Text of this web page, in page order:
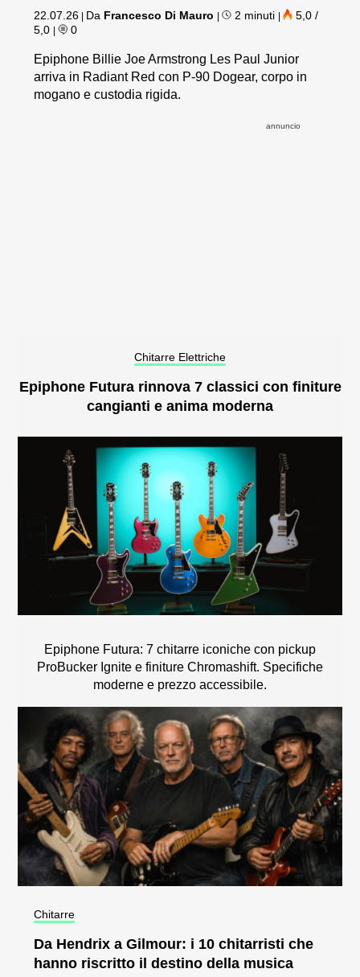
22.07.26 | Da Francesco Di Mauro | 2 minuti |
5,0 /
5,0 | 0
Epiphone Billie Joe Armstrong Les Paul Junior
arriva in Radiant Red con P-90 Dogear, corpo in
mogano e custodia rigida.
annuncio
Chitarre Elettriche
Epiphone Futura rinnova 7 classici con finiture
cangianti e anima moderna
Epiphone Futura: 7 chitarre iconiche con pickup
ProBucker Ignite e finiture Chromashift. Specifiche
moderne e prezzo accessibile.
Chitarre
Da Hendrix a Gilmour: i 10 chitarristi che
hanno riscritto il destino della musica